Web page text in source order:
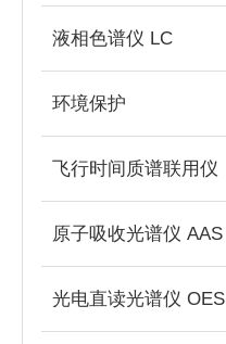
液相色谱仪 LC
环境保护
飞行时间质谱联用仪
原子吸收光谱仪 AAS
光电直读光谱仪 OES